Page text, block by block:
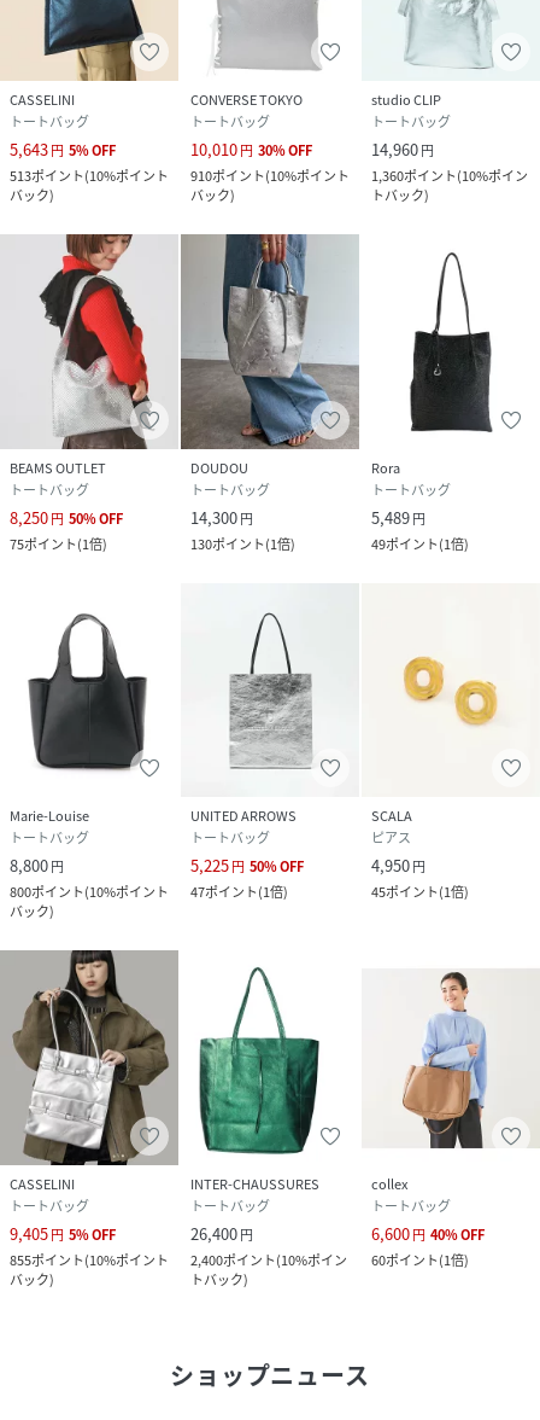
CASSELINI
トートバッグ
5,643円 5%OFF
513ポイント(10%ポイント
バック)
CONVERSE TOKYO
トートバッグ
10,010円 30%OFF
910ポイント(10%ポイント
バック)
studio CLIP
トートバッグ
14,960円
1,360ポイント(10%ポイン
トバック)
BEAMS OUTLET
トートバッグ
8,250円 50%OFF
75ポイント(1倍)
DOUDOU
トートバッグ
14,300円
130ポイント(1倍)
Rora
トートバッグ
5,489円
49ポイント(1倍)
Marie-Louise
トートバッグ
8,800円
800ポイント(10%ポイント
バック)
UNITED ARROWS
トートバッグ
5,225円 50%OFF
47ポイント(1倍)
SCALA
ピアス
4,950円
45ポイント(1倍)
CASSELINI
トートバッグ
9,405円 5%OFF
855ポイント(10%ポイント
バック)
INTER-CHAUSSURES
トートバッグ
26,400円
2,400ポイント(10%ポイン
トバック)
collex
トートバッグ
6,600円 40%OFF
60ポイント(1倍)
ショップニュース